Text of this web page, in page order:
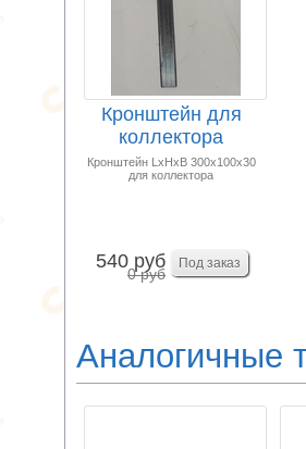
Кронштейн для
коллектора
300x100x30мм
Арт.B300
Кронштейн LxHxB 300x100x30
для коллектора
540 руб
0 руб
Аналогичные